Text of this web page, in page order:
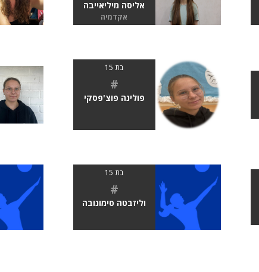
אליסה מיליאייבה
אקדמיה
בת 15
#
פולינה פוצ'פסקי
בת 15
#
וליזבטה סימונובה